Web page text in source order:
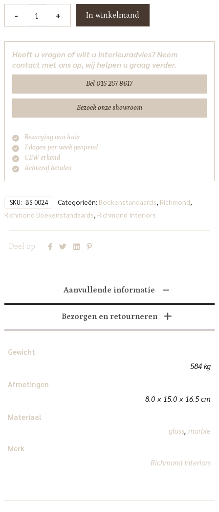
-
Richmond
Interiors
aantal
+ In winkelmand
Heeft u vragen of wilt u interieuradvies? Neem
contact met ons op, wij helpen u graag verder.
Bel 015 257 8617
Bezoek onze showroom
Bezorging aan huis
7 dagen per week geopend
CBW erkend
Achteraf betalen
SKU: -BS-0024 Categorieën: Boekenstandaards, Richmond,
Richmond Boekenstandaards, Richmond Interiors
Deel op
Aanvullende informatie
Bezorgen en retourneren
Gewicht
584 kg
Afmetingen
8.0 × 15.0 × 16.5 cm
Materiaal
glass,marble
Merk
Richmond Interiors